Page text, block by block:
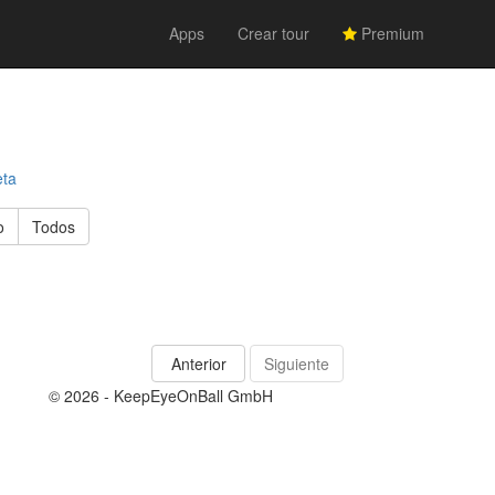
Apps Crear tour Premium
Todos
Anterior
Siguiente
© 2026 - KeepEyeOnBall GmbH